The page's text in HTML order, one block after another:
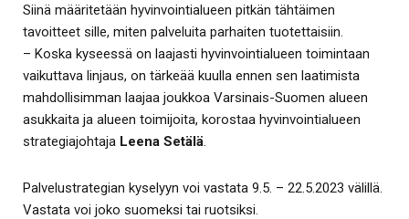
Siinä määritetään hyvinvointialueen pitkän tähtäimen
tavoitteet sille, miten palveluita parhaiten tuotettaisiin.
– Koska kyseessä on laajasti hyvinvointialueen toimintaan
vaikuttava linjaus, on tärkeää kuulla ennen sen laatimista
mahdollisimman laajaa joukkoa Varsinais-Suomen alueen
asukkaita ja alueen toimijoita, korostaa hyvinvointialueen
strategiajohtaja Leena Setälä
Palvelustrategian kyselyyn voi vastata 9.5. – 22.5.2023 välillä.
Vastata voi joko suomeksi tai ruotsiksi.